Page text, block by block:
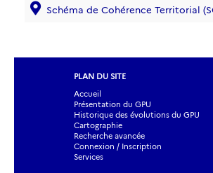
Schéma de Cohérence Territorial
PLAN DU SITE
Accueil
Présentation du GPU
Historique des évolutions du GPU
Cartographie
Recherche avancée
Connexion / Inscription
Services